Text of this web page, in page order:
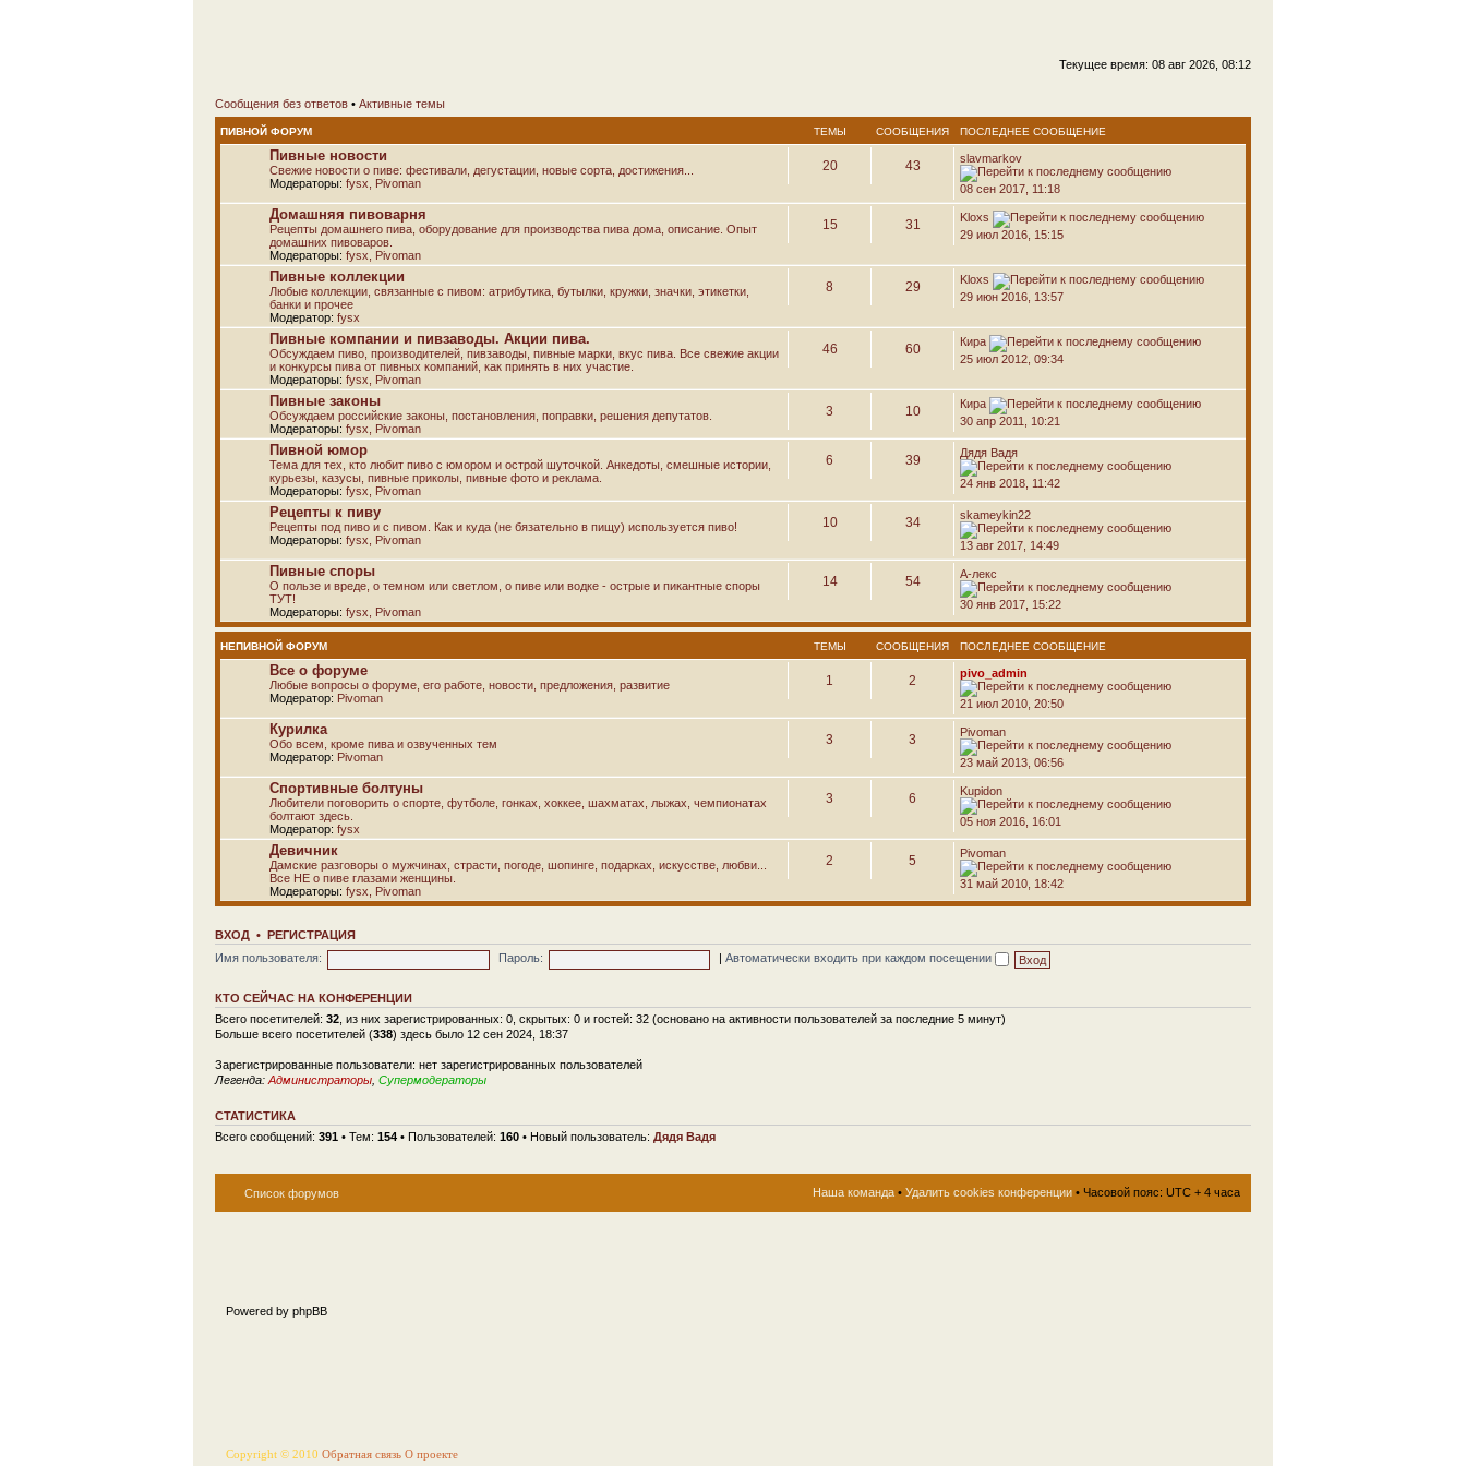
Текущее время: 08 авг 2026, 08:12
Сообщения без ответов • Активные темы
ПИВНОЙ ФОРУМ ТЕМЫ СООБЩЕНИЯ ПОСЛЕДНЕЕ СООБЩЕНИЕ
Пивные новости
Свежие новости о пиве: фестивали, дегустации, новые сорта, достижения...
Модераторы: fysx Pivoman
20 43 slavmarkov
08 сен 2017, 11:18
Домашняя пивоварня
Рецепты домашнего пива, оборудование для производства пива дома, описание. Опыт
домашних пивоваров.
Модераторы: fysx Pivoman
15 31
Kloxs
29 июл 2016, 15:15
Пивные коллекции
Любые коллекции, связанные с пивом: атрибутика, бутылки, кружки, значки, этикетки,
банки и прочее
Модератор: fysx
8 29
Kloxs
29 июн 2016, 13:57
Пивные компании и пивзаводы. Акции пива.
Обсуждаем пиво, производителей, пивзаводы, пивные марки, вкус пива. Все свежие акции
и конкурсы пива от пивных компаний, как принять в них участие.
Модераторы: fysx Pivoman
46 60
Кира
25 июл 2012, 09:34
Пивные законы
Обсуждаем российские законы, постановления, поправки, решения депутатов.
Модераторы: fysx Pivoman
3 10
Кира
30 апр 2011, 10:21
Пивной юмор
Тема для тех, кто любит пиво с юмором и острой шуточкой. Анкедоты, смешные истории,
курьезы, казусы, пивные приколы, пивные фото и реклама.
Модераторы: fysx Pivoman
6 39 Дядя Вадя
24 янв 2018, 11:42
Рецепты к пиву
Рецепты под пиво и с пивом. Как и куда (не бязательно в пищу) используется пиво!
Модераторы: fysx Pivoman
10 34 skameykin22
13 авг 2017, 14:49
Пивные споры
О пользе и вреде, о темном или светлом, о пиве или водке - острые и пикантные споры
ТУТ!
Модераторы: fysx Pivoman
14 54 А-лекс
30 янв 2017, 15:22
НЕПИВНОЙ ФОРУМ ТЕМЫ СООБЩЕНИЯ ПОСЛЕДНЕЕ СООБЩЕНИЕ
Все о форуме
Любые вопросы о форуме, его работе, новости, предложения, развитие
Модератор: Pivoman
1 2 pivo_admin
21 июл 2010, 20:50
Курилка
Обо всем, кроме пива и озвученных тем
Модератор: Pivoman
3 3 Pivoman
23 май 2013, 06:56
Спортивные болтуны
Любители поговорить о спорте, футболе, гонках, хоккее, шахматах, лыжах, чемпионатах
болтают здесь.
Модератор: fysx
3 6 Kupidon
05 ноя 2016, 16:01
Девичник
Дамские разговоры о мужчинах, страсти, погоде, шопинге, подарках, искусстве, любви...
Все НЕ о пиве глазами женщины.
Модераторы: fysx Pivoman
2 5 Pivoman
31 май 2010, 18:42
ВХОД • РЕГИСТРАЦИЯ
Имя пользователя:
Пароль: Автоматически входить при каждом посещении
КТО СЕЙЧАС НА КОНФЕРЕНЦИИ
Всего посетителей: 32 , из них зарегистрированных: 0, скрытых: 0 и гостей: 32 (основано на активности пользователей за последние 5 минут)
Больше всего посетителей (338) здесь было 12 сен 2024, 18:37
Зарегистрированные пользователи: нет зарегистрированных пользователей
Легенда: Администраторы Супермодераторы
СТАТИСТИКА
Всего сообщений: 391 • Тем: 154 • Пользователей: 160 • Новый пользователь: Дядя Вадя
Список форумов Наша команда • Удалить cookies конференции • Часовой пояс: UTC + 4 часа
Powered by phpBB
Copyright © 2010 Обратная связь О проекте